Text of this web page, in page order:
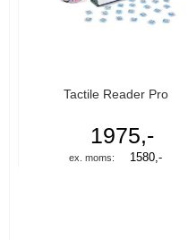
Tactile Reader Pro
1975,-
1580,-